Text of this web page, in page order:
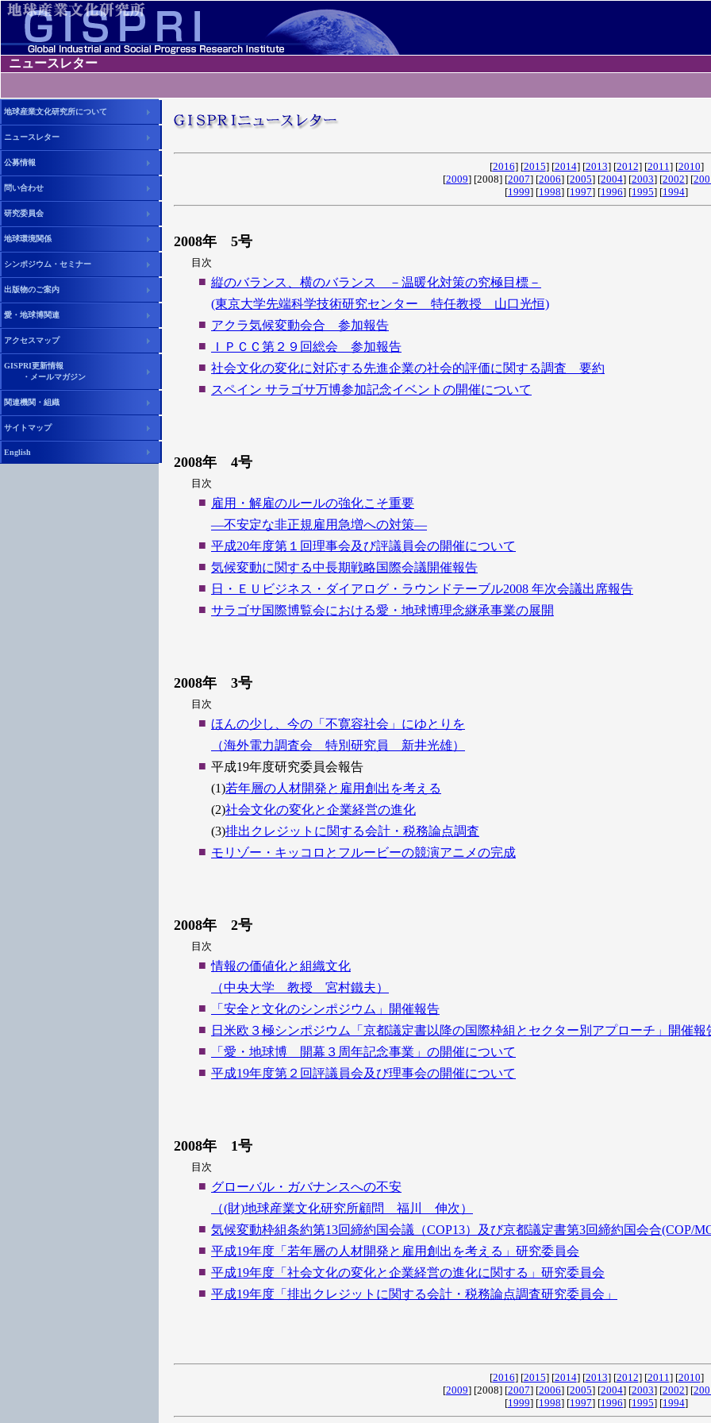
ニュースレター
地球産業文化研究所について
ニュースレター
公募情報
問い合わせ
研究委員会
地球環境関係
シンポジウム・セミナー
出版物のご案内
愛・地球博関連
アクセスマップ
GISPRI更新情報
・メールマガジン
関連機関・組織
サイトマップ
English
[2016] [2015] [2014] [2013] [2012] [2011] [2010]
[2009] [2008] [2007] [2006] [2005] [2004] [2003] [2002] [
[1999] [1998] [1997] [1996] [1995] [1994]
2008年 5号
目次
■ 縦のバランス、横のバランス －温暖化対策の究極目標－
(東京大学先端科学技術研究センター 特任教授 山口光恒)
■ アクラ気候変動会合 参加報告
■
ＩＰＣＣ第２９回総会 参加報告
■ 社会文化の変化に対応する先進企業の社会的評価に関する調査 要約
■ スペイン サラゴサ万博参加記念イベントの開催について
2008年 4号
目次
■ 雇用・解雇のルールの強化こそ重要
―不安定な非正規雇用急増への対策―
■ 平成20年度第１回理事会及び評議員会の開催について
■ 気候変動に関する中長期戦略国際会議開催報告
■ 日・ＥＵビジネス・ダイアログ・ラウンドテーブル2008 年次会議出席報告
■ サラゴサ国際博覧会における愛・地球博理念継承事業の展開
2008年 3号
目次
■ ほんの少し、今の「不寛容社会」にゆとりを
（海外電力調査会 特別研究員 新井光雄）
■ 平成19年度研究委員会報告
(1)若年層の人材開発と雇用創出を考える
(2)社会文化の変化と企業経営の進化
(3)排出クレジットに関する会計・税務論点調査
■ モリゾー・キッコロとフルービーの競演アニメの完成
2008年 2号
目次
■ 情報の価値化と組織文化
（中央大学 教授 宮村鐵夫）
■
「安全と文化のシンポジウム」開催報告
■ 日米欧３極シンポジウム「京都議定書以降の国際枠組とセクター別アプローチ」開催報
■
「愛・地球博 開幕３周年記念事業」の開催について
■ 平成19年度第２回評議員会及び理事会の開催について
2008年 1号
目次
■ グローバル・ガバナンスへの不安
（(財)地球産業文化研究所顧問 福川 伸次）
■ 気候変動枠組条約第13回締約国会議（COP13）及び京都議定書第3回締約国会合(COP/
■ 平成19年度「若年層の人材開発と雇用創出を考える」研究委員会
■ 平成19年度「社会文化の変化と企業経営の進化に関する」研究委員会
■ 平成19年度「排出クレジットに関する会計・税務論点調査研究委員会」
[2016] [2015] [2014] [2013] [2012] [2011] [2010]
[2009] [2008] [2007] [2006] [2005] [2004] [2003] [2002] [
[1999] [1998] [1997] [1996] [1995] [1994]